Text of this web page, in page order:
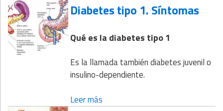
Diabetes tipo 1. Síntomas
Qué es la diabetes tipo 1
Es la llamada también diabetes juvenil o
insulino-dependiente.
Leer más